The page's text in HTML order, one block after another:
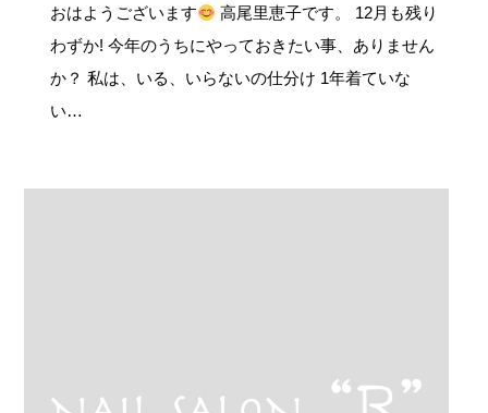
おはようございます
高尾里恵子です。 12月も残り
わずか! 今年のうちにやっておきたい事、ありません
か？ 私は、いる、いらないの仕分け 1年着ていな
い…